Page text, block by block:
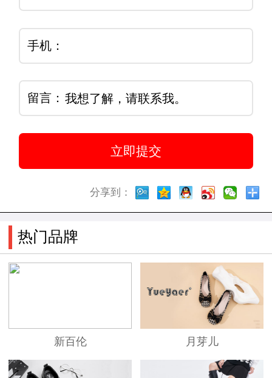
手机：
留言：
分享到：
热门品牌
新百伦 月芽儿